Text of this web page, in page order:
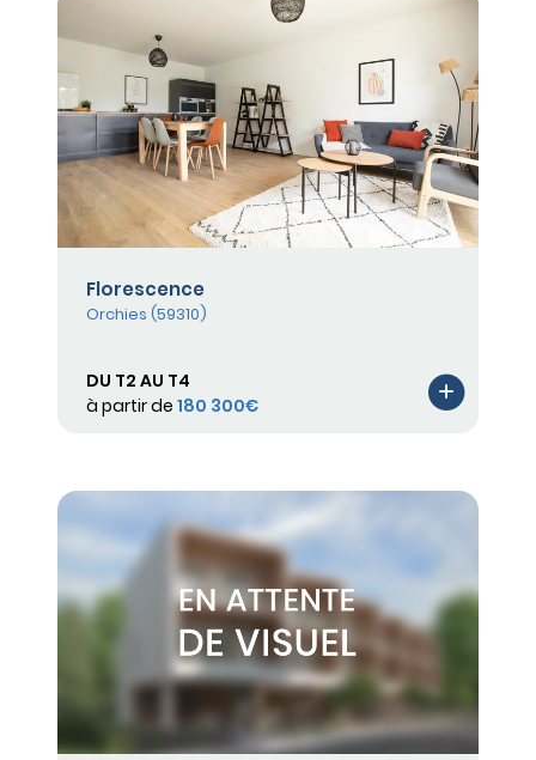
Florescence
Orchies (59310)
DU T2 AU T4
à partir de 180 300€